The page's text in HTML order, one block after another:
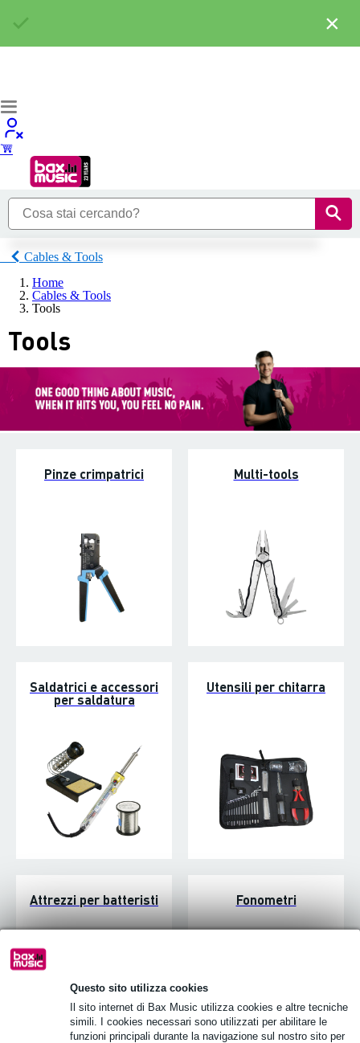
Questo sito utilizza cookies
Il sito internet di Bax Music utilizza cookies e altre tecniche
simili. I cookies necessari sono utilizzati per abilitare le
funzioni principali durante la navigazione sul nostro sito per
Cables & Tools
Home
Cables & Tools
Tools
Tools
Pinze crimpatrici Multi-tools
Saldatrici e accessori
per saldatura
Utensili per chitarra
Attrezzi per batteristi Fonometri
×